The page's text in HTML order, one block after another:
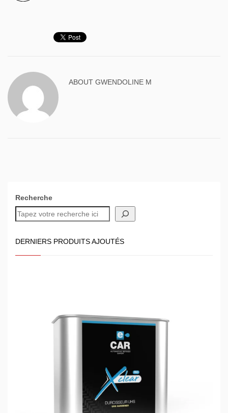
ABOUT GWENDOLINE M
Recherche
DERNIERS PRODUITS AJOUTÉS